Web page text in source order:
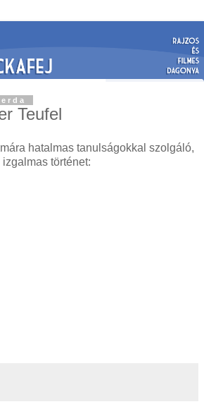
Teufel
hatalmas tanulságokkal szolgáló,
izgalmas történet: